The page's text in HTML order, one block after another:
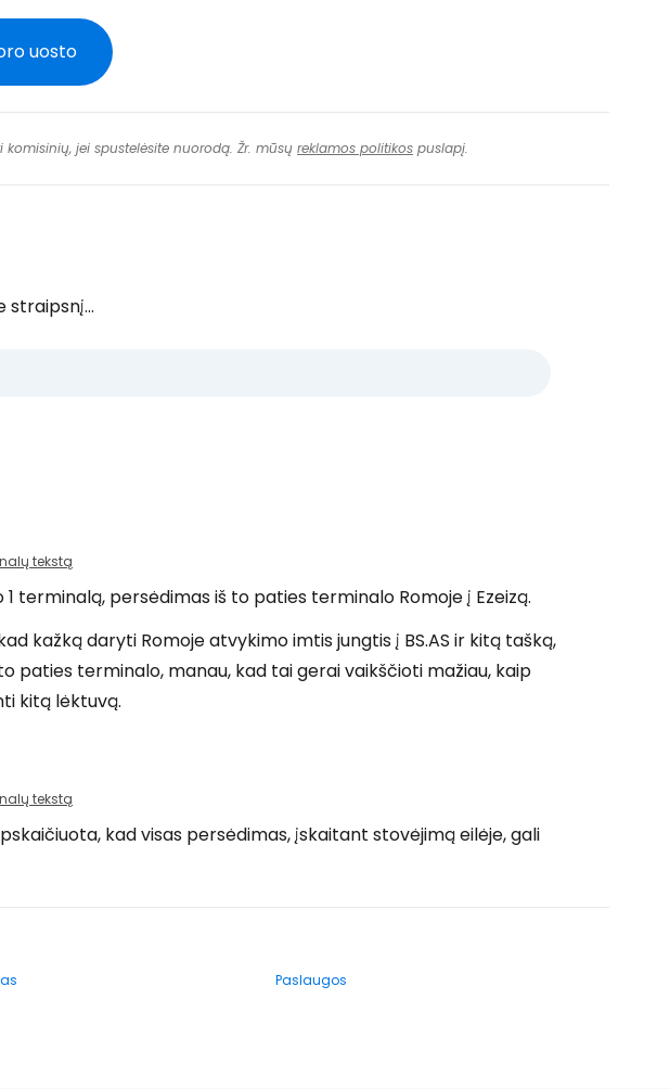
uosto
jei spustelėsite nuorodą. Žr. mūsų reklamos politikos puslapį.
straipsnį...
tekstą
1 terminalą, persėdimas iš to paties terminalo Romoje į Ezeizą.
kažką daryti Romoje atvykimo imtis jungtis į BS.AS ir kitą tašką,
paties terminalo, manau, kad tai gerai vaikščioti mažiau, kaip
kitą lėktuvą.
tekstą
kad visas persėdimas, įskaitant stovėjimą eilėje, gali
Paslaugos